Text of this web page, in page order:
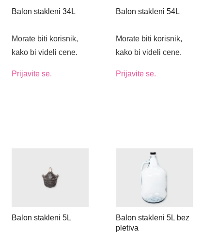
Balon stakleni 34L
Morate biti korisnik,
kako bi videli cene.
Prijavite se.
Balon stakleni 54L
Morate biti korisnik,
kako bi videli cene.
Prijavite se.
Balon stakleni 5L
Balon stakleni 5L bez
pletiva